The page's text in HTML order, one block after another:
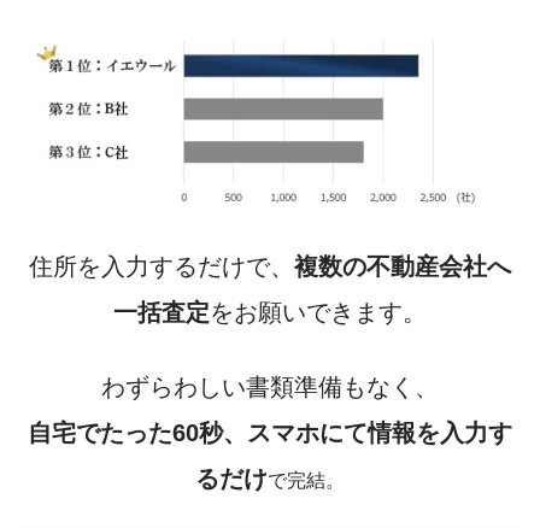
住所を入力するだけで、 複数の不動産会社へ
一括査定をお願いできます。
わずらわしい書類準備もなく、
自宅でたった60秒、スマホにて情報を入力す
るだけで完結。